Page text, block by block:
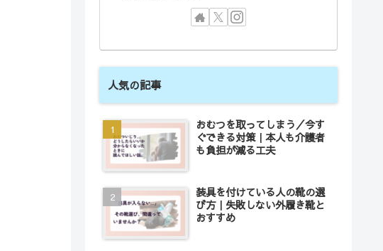
人気の記事
おむつを取ってしまう／今す
ぐできる対策｜本人も介護者
も負担が減る工夫
装具を付けている人の靴の選
び方｜失敗しない外履き靴と
おすすめ